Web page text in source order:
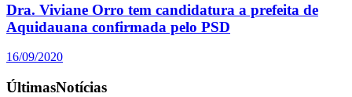
Dra. Viviane Orro tem candidatura a prefeita de
Aquidauana confirmada pelo PSD
16/09/2020
ÚltimasNotícias